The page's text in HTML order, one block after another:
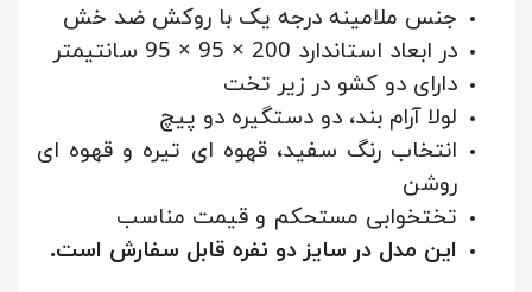
جنس ملامینه درجه یک با روکش ضد خش
در ابعاد استاندارد 200 × 95 × 95 سانتیمتر
دارای دو کشو در زیر تخت
لولا آرام بند، دو دستگیره دو پیچ
انتخاب رنگ سفید، قهوه ای تیره و قهوه ای
روشن
تختخوابی مستحکم و قیمت مناسب
این مدل در سایز دو نفره قابل سفارش است.